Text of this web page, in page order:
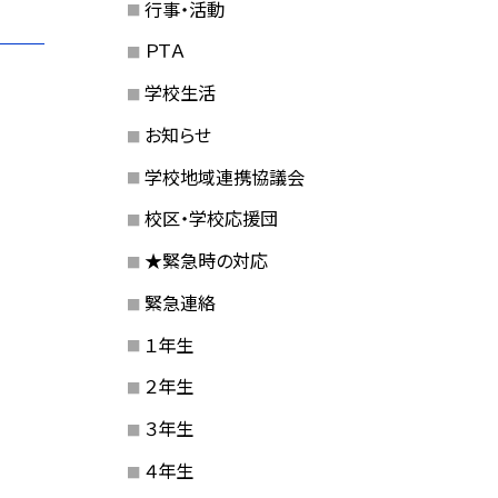
行事・活動
ＰＴＡ
学校生活
お知らせ
学校地域連携協議会
校区・学校応援団
★緊急時の対応
緊急連絡
１年生
２年生
３年生
４年生